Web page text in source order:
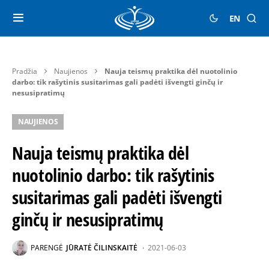
EN
Pradžia Naujienos
Nauja teismų praktika dėl nuotolinio
darbo: tik rašytinis susitarimas gali padėti išvengti ginčų ir
nesusipratimų
NAUJIENOS
Nauja teismų praktika dėl
nuotolinio darbo: tik rašytinis
susitarimas gali padėti išvengti
ginčų ir nesusipratimų
PARENGĖ JŪRATĖ ČILINSKAITĖ 2021-06-03